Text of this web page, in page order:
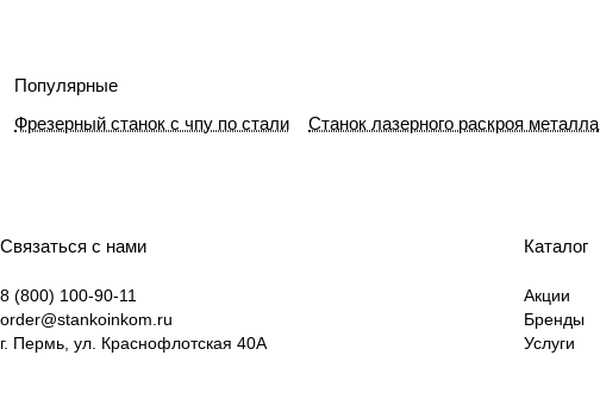
Популярные
Фрезерный станок с чпу по стали
Станок лазерного раскроя металла
Связаться с нами
8 (800) 100-90-11
order@stankoinkom.ru
г. Пермь, ул. Краснофлотская 40А
Каталог
Акции
Бренды
Услуги